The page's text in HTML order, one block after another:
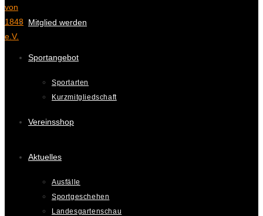
Mitglied werden
Sportangebot
Sportarten
Kurzmitgliedschaft
Vereinsshop
Aktuelles
Ausfälle
Sportgeschehen
Landesgartenschau